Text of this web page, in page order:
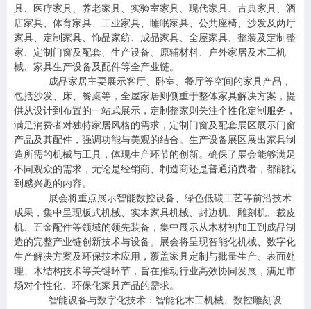
具、医疗家具、养老家具、实验室家具、现代家具、古典家具、酒
店家具、体育家具、工业家具、睡眠家具、公共座椅、沙发及两厅
家具、定制家具、饰品家纺、成品家具、全屋家具、整装及定制整
家、定制门窗及配套、生产设备、原辅材料、户外家居及木工机
械、家具生产设备及配件等全产业链。
成品家居主要展示客厅、卧室、餐厅等空间的家具产品，
包括沙发、床、餐桌等，全屋家居则侧重于整体家具解决方案，提
供从设计到布置的一站式展示，定制整家则关注个性化定制服务，
满足消费者对独特家居风格的需求，定制门窗及配套展区展示门窗
产品及其配件，强调功能与美观的结合。生产设备展区展出家具制
造所需的机械与工具，体现生产环节的创新。确保了展会能够满足
不同观众的需求，无论是经销商、制造商还是普通消费者，都能找
到感兴趣的内容。
展会将重点展示智能数控设备、绿色低碳工艺等前沿技术
成果，集中呈现板式机械、实木家具机械、封边机、雕刻机、裁皮
机、五金配件等领域的领先装备，集中展示从木材初加工到成品制
造的完整产业链创新技术与设备。展会将呈现智能化机械、数字化
生产解决方案及环保技术应用，覆盖家具定制与批量生产、表面处
理、木结构技术等关键环节，旨在推动行业高效协同发展，满足市
场对个性化、环保化家具产品的需求。
智能设备与数字化技术 ：智能化木工机械、数控雕刻设